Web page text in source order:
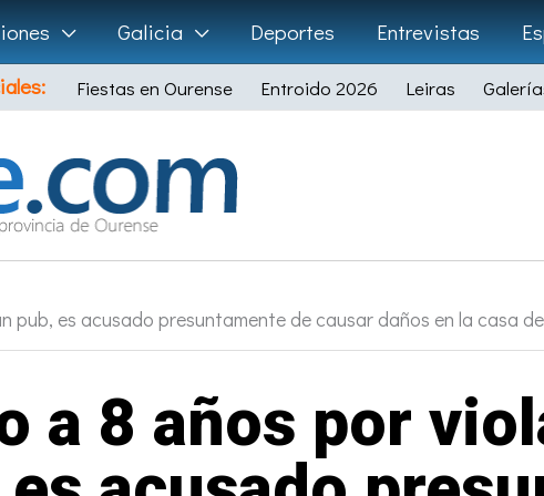
Galicia Deportes Entrevistas
Fiestas en Ourense Entroido 2026 Leiras
pub, es acusado presuntamente de causar daños en la casa
a 8 años por